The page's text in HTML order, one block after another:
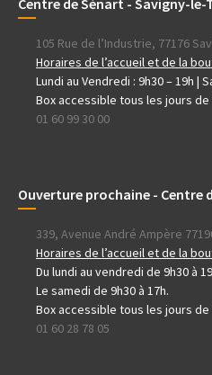
105 Rue de l’Industrie, 77176
Horaires de l’accueil et de la
Lundi au Vendredi : 9h30 – 19h |
Box accessible tous les jours de
01 60 99 30 00
Ouverture prochaine - Centre
339, Avenue André Ampère
Horaires de l’accueil et de la
Du lundi au vendredi de 9h30 à
Le samedi de 9h30 à 17h.
Box accessible tous les jours de
01 60 28 78 05